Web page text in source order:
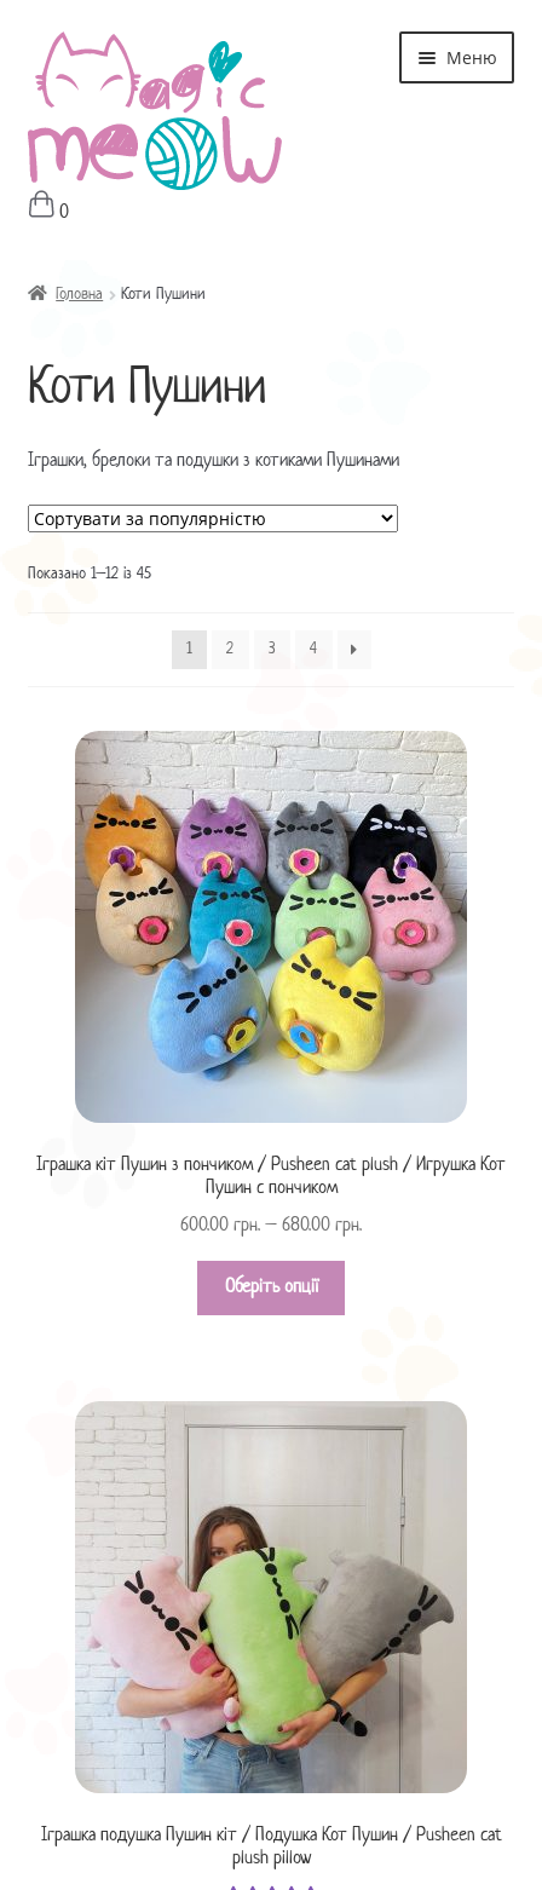
Перейти
до
навігації
Перейти
до
контенту
Меню
Головна
Магазин
Оплата і Доставка
Контакти
0
Головна Коти Пушини
Коти Пушини
Іграшки, брелоки та подушки з котиками Пушинами
Показано 1–12 із 45
1 2 3 4
Іграшка кіт Пушин з пончиком / Pusheen cat plush / Игрушка Кот
Пушин с пончиком
600.00 грн. – 680.00 грн.
Оберіть опції
Іграшка подушка Пушин кіт / Подушка Кот Пушин / Pusheen cat
plush pillow